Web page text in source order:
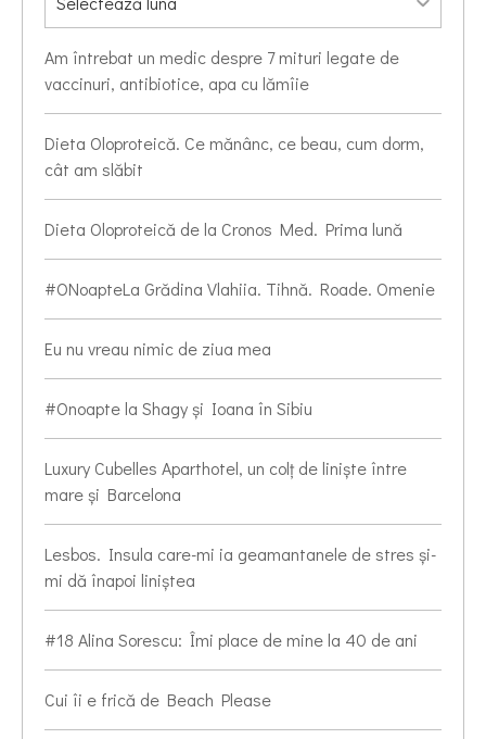
Am întrebat un medic despre 7 mituri legate de
vaccinuri, antibiotice, apa cu lămîie
Dieta Oloproteică. Ce mănânc, ce beau, cum dorm,
cât am slăbit
Dieta Oloproteică de la Cronos Med. Prima lună
#ONoapteLa Grădina Vlahiia. Tihnă. Roade. Omenie
Eu nu vreau nimic de ziua mea
#Onoapte la Shagy și Ioana în Sibiu
Luxury Cubelles Aparthotel, un colț de liniște între
mare și Barcelona
Lesbos. Insula care-mi ia geamantanele de stres și-
mi dă înapoi liniștea
#18 Alina Sorescu: Îmi place de mine la 40 de ani
Cui îi e frică de Beach Please